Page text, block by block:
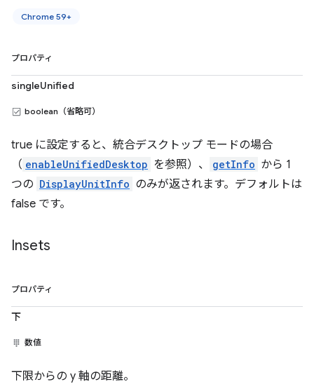
Chrome 59+
プロパティ
singleUnified
boolean（省略可）
true に設定すると、統合デスクトップ モードの場合
（ enableUnifiedDesktop を参照）、 getInfo から 1
つの DisplayUnitInfo のみが返されます。デフォルトは
false です。
Insets
プロパティ
下
数値
下限からの y 軸の距離。